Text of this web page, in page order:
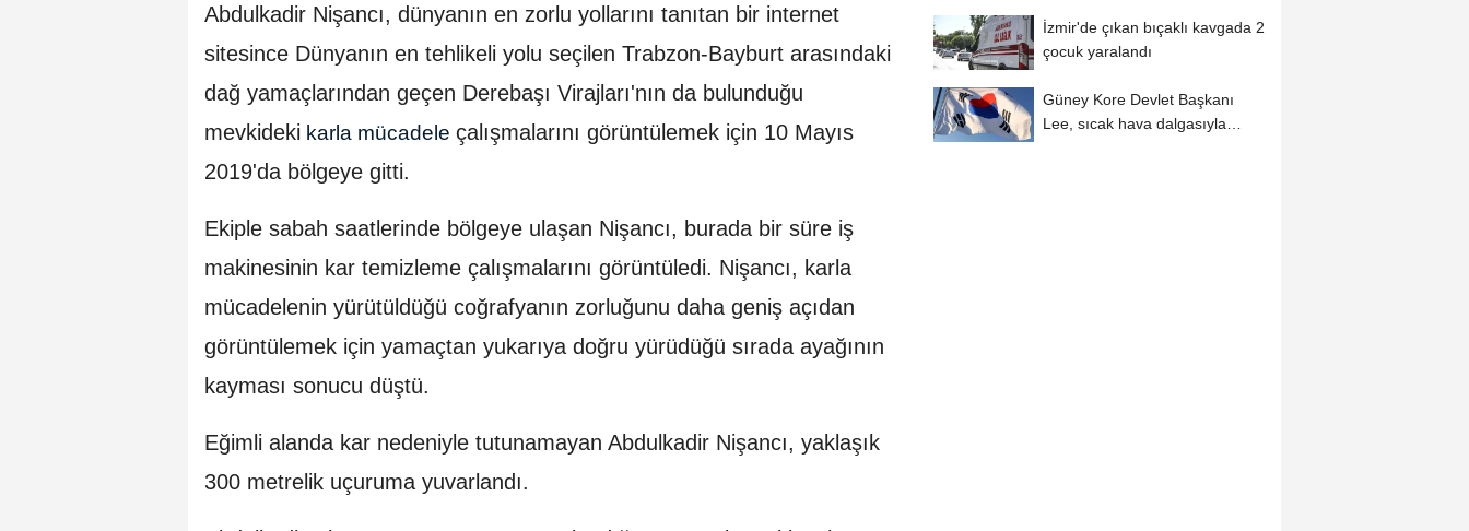
Abdulkadir Nişancı, dünyanın en zorlu yollarını tanıtan bir internet
sitesince Dünyanın en tehlikeli yolu seçilen Trabzon-Bayburt arasındaki
dağ yamaçlarından geçen Derebaşı Virajları'nın da bulunduğu
mevkideki karla mücadele çalışmalarını görüntülemek için 10 Mayıs
2019'da bölgeye gitti.
Ekiple sabah saatlerinde bölgeye ulaşan Nişancı, burada bir süre iş
makinesinin kar temizleme çalışmalarını görüntüledi. Nişancı, karla
mücadelenin yürütüldüğü coğrafyanın zorluğunu daha geniş açıdan
görüntülemek için yamaçtan yukarıya doğru yürüdüğü sırada ayağının
kayması sonucu düştü.
Eğimli alanda kar nedeniyle tutunamayan Abdulkadir Nişancı, yaklaşık
300 metrelik uçuruma yuvarlandı.
İzmir'de çıkan bıçaklı kavgada 2
çocuk yaralandı
Güney Kore Devlet Başkanı
Lee, sıcak hava dalgasıyla